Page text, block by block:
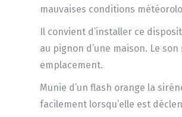
mauvaises conditions
Il convient d’installer ce
au pignon d’une maison. Le
emplacement.
Munie d’un flash orange la
facilement lorsqu’elle est